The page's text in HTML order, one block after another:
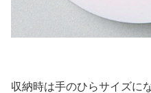
収納時は手のひらサイズに